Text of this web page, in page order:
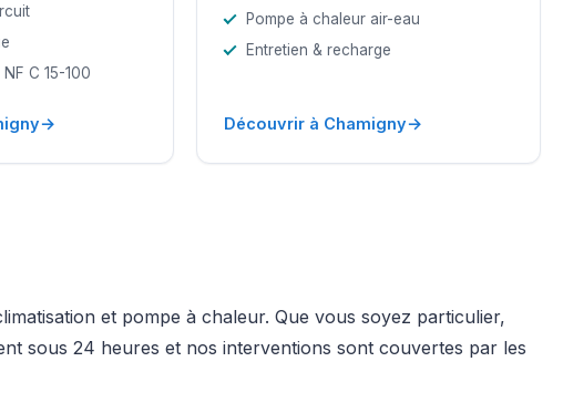
C 15-100
→
Pompe à chaleur air-eau
Entretien & recharge
Découvrir à Chamigny→
et pompe à chaleur. Que vous soyez particulier,
sous 24 heures et nos interventions sont couvertes par les